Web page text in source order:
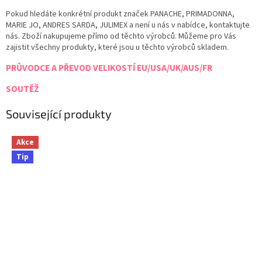
Pokud hledáte konkrétní produkt značek PANACHE, PRIMADONNA,
MARIE JO, ANDRES SARDA, JULIMEX a není u nás v nabídce, kontaktujte
nás. Zboží nakupujeme přímo od těchto výrobců. Můžeme pro Vás
zajistit všechny produkty, které jsou u těchto výrobců skladem.
PRŮVODCE A PŘEVOD VELIKOSTÍ EU/USA/UK/AUS/FR
SOUTĚŽ
Související produkty
Akce
Tip